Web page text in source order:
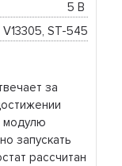
за
модулю
запускать
рассчитан
5 В
V13305, ST-545